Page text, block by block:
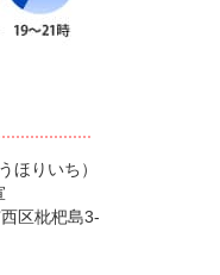
ほりいち）
区枇杷島3-